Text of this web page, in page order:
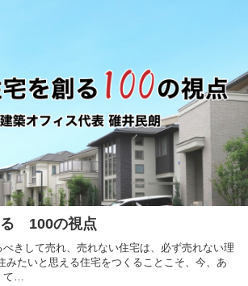
る 100の視点
きして売れ、売れない住宅は、必ず売れない理
みたいと思える住宅をつくることこそ、今、あ
て…